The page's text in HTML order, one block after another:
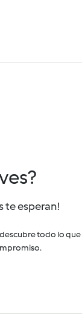
te esperan!
todo lo que